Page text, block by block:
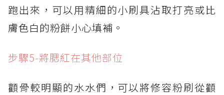
跑出來，可以用精細的小刷具沾取打亮或比
膚色白的粉餅小心填補。
步驟5-將腮紅在其他部位
顴骨較明顯的水水們，可以將修容粉刷從顴